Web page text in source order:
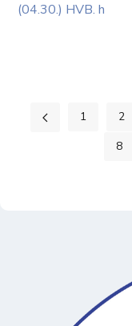
(04.30.) HVB. h
1 2
8